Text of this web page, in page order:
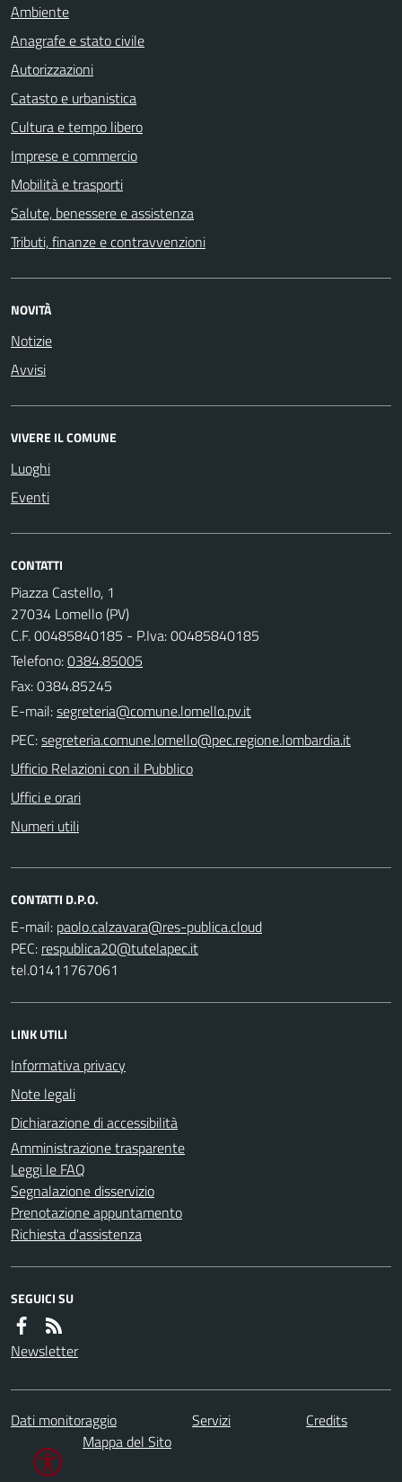
Ambiente
Anagrafe e stato civile
Autorizzazioni
Catasto e urbanistica
Cultura e tempo libero
Imprese e commercio
Mobilità e trasporti
Salute, benessere e assistenza
Tributi, finanze e contravvenzioni
NOVITÀ
Notizie
Avvisi
VIVERE IL COMUNE
Luoghi
Eventi
CONTATTI
Piazza Castello, 1
27034 Lomello (PV)
C.F. 00485840185 - P.Iva: 00485840185
Telefono:0384.85005
Fax: 0384.85245
E-mail:
PEC:
Ufficio Relazioni con il Pubblico
Uffici e orari
Numeri utili
CONTATTI D.P.O.
E-mail:
PEC:
tel.01411767061
LINK UTILI
Informativa privacy
Note legali
Dichiarazione di accessibilità
Amministrazione trasparente
Leggi le FAQ
Segnalazione disservizio
Prenotazione appuntamento
Richiesta d'assistenza
SEGUICI SU
Newsletter
Dati monitoraggio Servizi
Credits
Mappa del Sito